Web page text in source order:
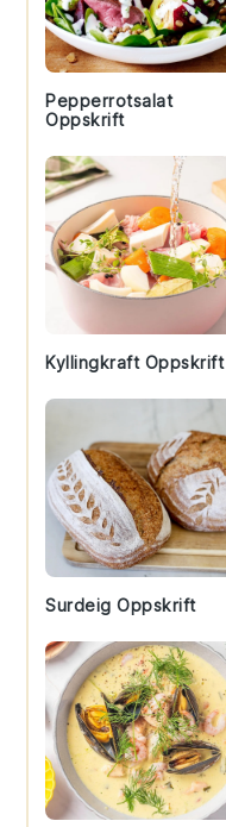
Pepperrotsalat
Oppskrift
Kyllingkraft Oppskrift
Surdeig Oppskrift